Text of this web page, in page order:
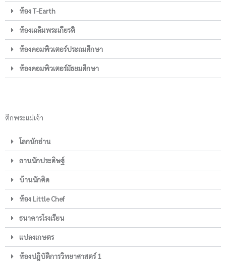
ห้อง T-Earth
ห้องเฉลิมพระเกียรติ
ห้องคอมพิวเตอร์ประถมศึกษา
ห้องคอมพิวเตอร์มัธยมศึกษา
ตึกพระแม่เจ้า
โลกนักอ่าน
ลานนักประดิษฐ์
บ้านนักคิด
ห้อง Little Chef
ธนาคารโรงเรียน
แปลงเกษตร
ห้องปฎิบัติการวิทยาศาสตร์ 1